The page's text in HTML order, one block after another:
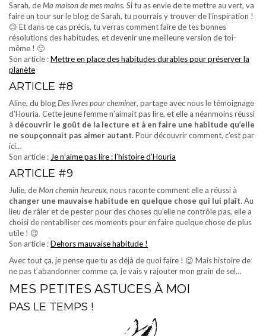
Sarah, deMa maison de mes mains. Si tu as envie de te mettre au vert, va
faire un tour sur le blog de Sarah, tu pourrais y trouver de l’inspiration !
😉 Et dans ce cas précis, tu verras comment faire de tes bonnes
résolutions des habitudes, et devenir une meilleure version de toi-
même ! 🙂
Son article :Mettre en place des habitudes durables pour préserver la
planète
ARTICLE #8
Aline, du blogDes livres pour cheminer, partage avec nous le témoignage
d’Houria. Cette jeune femme n’aimait pas lire, et elle a néanmoins réussi
à découvrir le goût de la lecture et à en faire une habitude qu’elle
ne soupçonnait pas aimer autant.Pour découvrir comment, c’est par
ici…
Son article : Je n’aime pas lire : l’histoire d’Houria
ARTICLE #9
Julie, deMon chemin heureux, nous raconte comment elle a réussi à
changer une mauvaise habitude en quelque chose qui lui plaît. Au
lieu de râler et de pester pour des choses qu’elle ne contrôle pas, elle a
choisi de rentabiliser ces moments pour en faire quelque chose de plus
utile ! 😉
Son article :Dehors mauvaise habitude !
Avec tout ça, je pense que tu as déjà de quoi faire ! 😉 Mais histoire de
ne pas t’abandonner comme ça, je vais y rajouter mon grain de sel…
MES PETITES ASTUCES À MOI
PAS LE TEMPS !